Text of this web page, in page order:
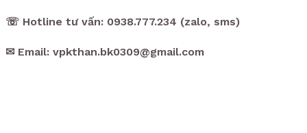
☏ Hotline tư vấn: 0938.777.234 (zalo, sms)
✉ Email: vpkthan.bk0309@gmail.com